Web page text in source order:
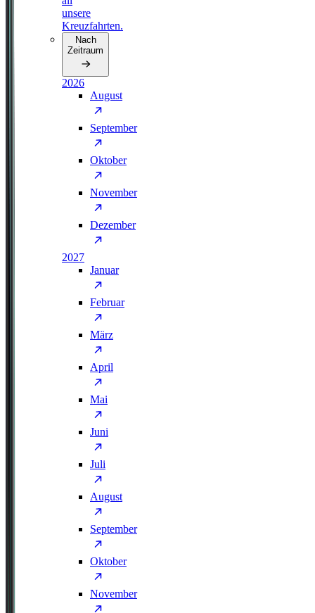
unsere
Kreuzfahrten.
Nach
Zeitraum
2026
August
September
Oktober
November
Dezember
2027
Januar
Februar
März
April
Mai
Juni
Juli
August
September
Oktober
November